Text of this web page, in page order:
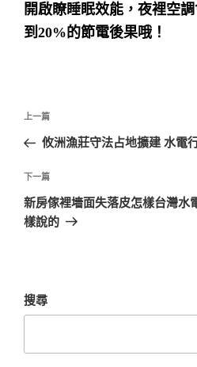
開啟瞭睡眠效能，夜裡空
到20%的節電後果哦！
文
導
覽
上
一
文
章
上一篇
攸洲漁莊守法占地擴建 水電
下
一
篇
下一篇
新房傢裡墻面失落皮怎樣台灣水
樣說的
搜尋